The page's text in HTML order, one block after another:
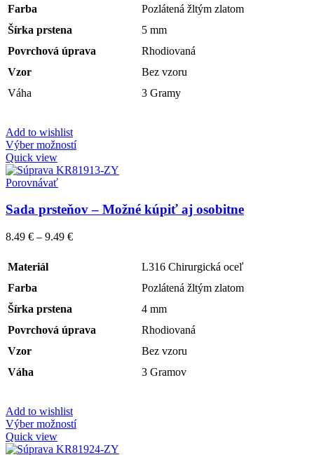
Farba
Pozlátená žltým zlatom
Šírka prstena
5 mm
Povrchová úprava
Rhodiovaná
Vzor
Bez vzoru
Váha
3 Gramy
Add to wishlist
Výber možností
Quick view
Porovnávať
Sada prsteňov – Možné kúpiť aj osobitne
8.49 € – 9.49 €
Materiál
L316 Chirurgická oceľ
Farba
Pozlátená žltým zlatom
Šírka prstena
4 mm
Povrchová úprava
Rhodiovaná
Vzor
Bez vzoru
Váha
3 Gramov
Add to wishlist
Výber možností
Quick view